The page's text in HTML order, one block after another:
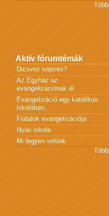
Több
Aktív fórumtémák
Dicsvez képzés?
Az Egyház az
evangelizációnak él
Evangelizáció egy katolikus
iskolában...
Fiatalok evangelizációja
Nyári iskola
Mi legyen velünk
Több